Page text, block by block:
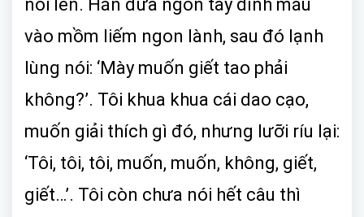
nổi lên. Hắn đưa ngón tay dính máu
vào mồm liếm ngon lành, sau đó lạnh
lùng nói: ‘Mày muốn giết tao phải
không?’. Tôi khua khua cái dao cạo,
muốn giải thích gì đó, nhưng lưỡi ríu lại:
‘Tôi, tôi, tôi, muốn, muốn, không, giết,
giết…’. Tôi còn chưa nói hết câu thì